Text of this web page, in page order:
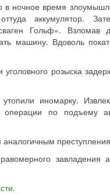
в ночное время
аккумулятор.
Гольф». Взломав
машину. Вдоволь
розыска
иномарку.
по подъему
аналогичным
завладения
.